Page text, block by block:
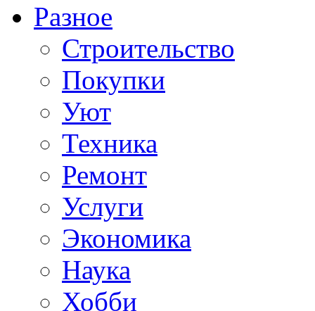
Разное
Строительство
Покупки
Уют
Техника
Ремонт
Услуги
Экономика
Наука
Хобби